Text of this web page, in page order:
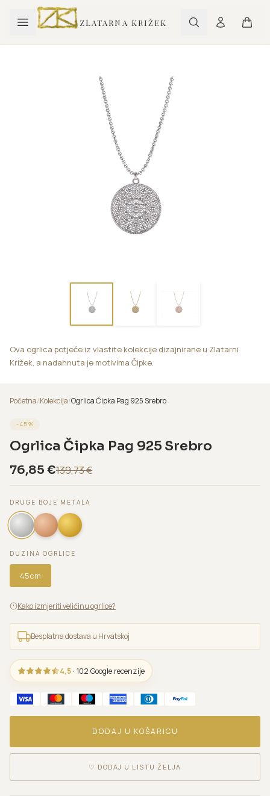
ZLATARNA KRIŽEK
Ova ogrlica potječe iz vlastite kolekcije dizajnirane u Zlatarni
Križek, a nadahnuta je motivima Čipke.
Početna/Kolekcija/Ogrlica Čipka Pag 925 Srebro
−45%
Ogrlica Čipka Pag 925 Srebro
76,85 €139,73€
DRUGE BOJE METALA
DUZINA OGRLICE
45cm
Kako izmjeriti veličinu ogrlice?
Besplatna dostava u Hrvatskoj
4,5 · 102 Google recenzije
DODAJ U KOŠARICU
♡ DODAJ U LISTU ŽELJA